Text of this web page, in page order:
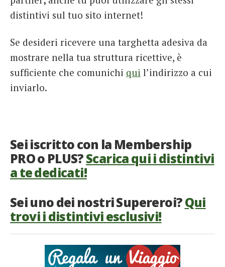
distintivi sul tuo sito internet!
Se desideri ricevere una targhetta adesiva da
mostrare nella tua struttura ricettive, è
sufficiente che comunichi qui l’indirizzo a cui
inviarlo.
Sei iscritto con la Membership
PRO o PLUS?Scarica qui i distintivi
a te dedicati!
Sei uno dei nostri Supereroi?Qui
trovi i distintivi esclusivi!